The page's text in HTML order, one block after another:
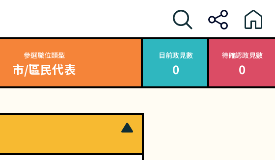
參選職位類型
市/區民代表
目前政見數
0
待確認政見數
0